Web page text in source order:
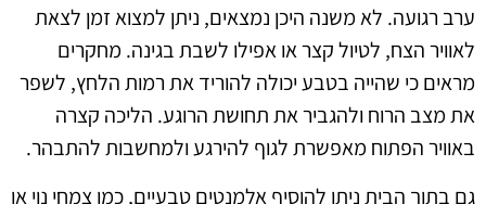
ערב רגועה. לא משנה היכן נמצאים, ניתן למצוא זמן לצאת
לאוויר הצח, לטיול קצר או אפילו לשבת בגינה. מחקרים
מראים כי שהייה בטבע יכולה להוריד את רמות הלחץ, לשפר
את מצב הרוח ולהגביר את תחושת הרוגע. הליכה קצרה
באוויר הפתוח מאפשרת לגוף להירגע ולמחשבות להתבהר.
גם בתוך הבית ניתן להוסיף אלמנטים טבעיים, כמו צמחי נוי או